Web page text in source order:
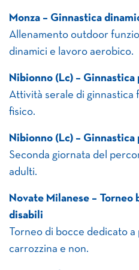
Monza – Ginnastica
Allenamento outdoor
dinamici e lavoro aerobico.
Nibionno (Lc) – Ginnastica
Attività serale di ginnastica
fisico.
Nibionno (Lc) – Ginnastica
Seconda giornata del
adulti.
Novate Milanese – Torneo
disabili
Torneo di bocce dedicato
carrozzina e non.